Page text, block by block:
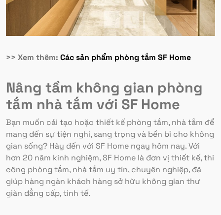
>> Xem thêm: Các sản phẩm phòng tắm SF Home
Nâng tầm không gian phòng
tắm nhà tắm với SF Home
Bạn muốn cải tạo hoặc thiết kế phòng tắm, nhà tắm để
mang đến sự tiện nghi, sang trọng và bền bỉ cho không
gian sống? Hãy đến với SF Home ngay hôm nay. Với
hơn 20 năm kinh nghiệm, SF Home là đơn vị thiết kế, thi
công phòng tắm, nhà tắm uy tín, chuyên nghiệp, đã
giúp hàng ngàn khách hàng sở hữu không gian thư
giãn đẳng cấp, tinh tế.